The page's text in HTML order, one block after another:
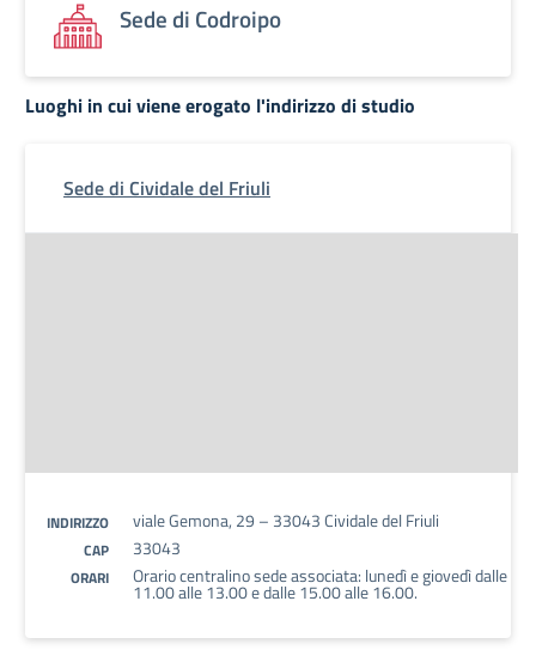
Sede di Codroipo
Luoghi in cui viene erogato l'indirizzo di studio
Sede di Cividale del Friuli
INDIRIZZO viale Gemona, 29 – 33043 Cividale del Friuli
CAP 33043
ORARI Orario centralino sede associata: lunedì e giovedì dalle
11.00 alle 13.00 e dalle 15.00 alle 16.00.